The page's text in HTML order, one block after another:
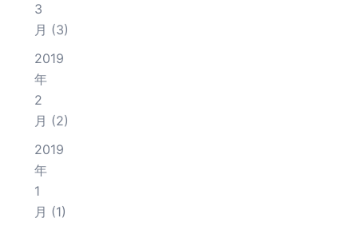
3
月 (3)
2019
年
2
月 (2)
2019
年
1
月 (1)